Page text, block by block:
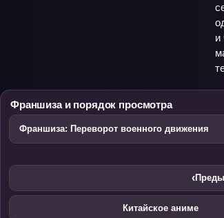
и
Франшиза и порядок просмотра
Франшиза: Переворот военного движения
‹
Китайское аниме